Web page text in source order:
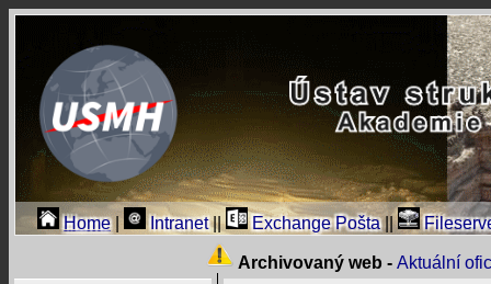
Home| Intranet|| Exchange Pošta ||
Archivovaný web - Aktuální